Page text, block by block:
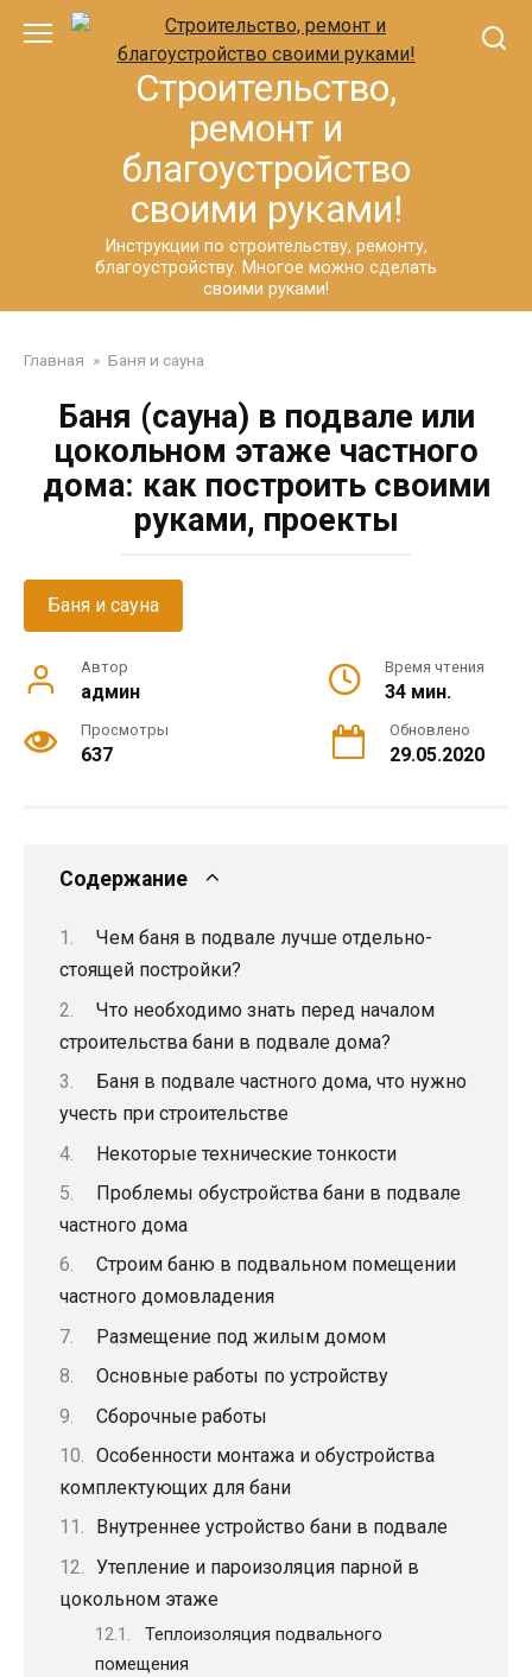
Перейти
Строительство,
ремонт и
благоустройство
своими руками!
Инструкции по строительству, ремонту,
благоустройству. Многое можно сделать
своими руками!
Главная » Баня и сауна
Баня (сауна) в подвале или
цокольном этаже частного
дома: как построить своими
руками, проекты
Баня и сауна
Автор
админ
Время чтения
34 мин.
Просмотры
637
Обновлено
29.05.2020
Содержание
Чем баня в подвале лучше отдельно-
стоящей постройки?
Что необходимо знать перед началом
строительства бани в подвале дома?
Баня в подвале частного дома, что нужно
учесть при строительстве
Некоторые технические тонкости
Проблемы обустройства бани в подвале
частного дома
Строим баню в подвальном помещении
частного домовладения
Размещение под жилым домом
Основные работы по устройству
Сборочные работы
Особенности монтажа и обустройства
комплектующих для бани
Внутреннее устройство бани в подвале
Утепление и пароизоляция парной в
цокольном этаже
Теплоизоляция подвального
помещения